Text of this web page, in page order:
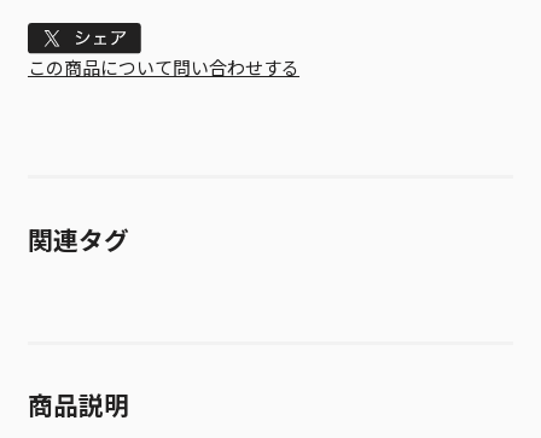
Tweet
この商品について問い合わせする
関連タグ
商品説明